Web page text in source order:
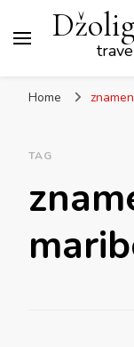
Home
TAG